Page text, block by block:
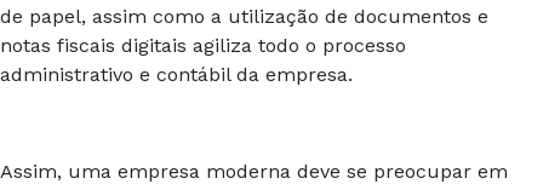
de papel, assim como a utilização de documentos e
notas fiscais digitais agiliza todo o processo
administrativo e contábil da empresa.
Assim, uma empresa moderna deve se preocupar em